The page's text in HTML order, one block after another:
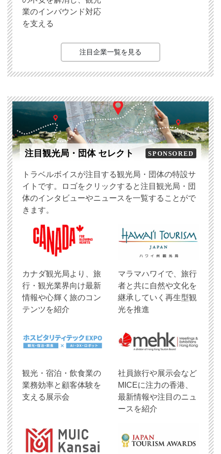
業のインバウンド対応
を支える
注目企業一覧を見る
注目観光局・団体 セレクト SPONSORED
トラベルボイスが注目する観光局・団体の特設サ
イトです。ロゴをクリックすると注目観光局・団
体のインタビューやニュースを一覧することがで
きます。
​カナダ観光局より、旅
行・観光業界向け最新
情報や心輝く旅のコン
テンツを紹介
マラマハワイで、旅行
者と共に自然や文化を
継承していく再生型観
光を推進
観光・宿泊・飲食業の
業務効率と顧客体験を
支える展示会
社員旅行や展示会など
MICEに注力の香港、
最新情報や注目のニュ
ースを紹介